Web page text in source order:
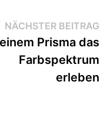
NÄCHSTER BEITRAG
Prisma das
Farbspektrum
erleben